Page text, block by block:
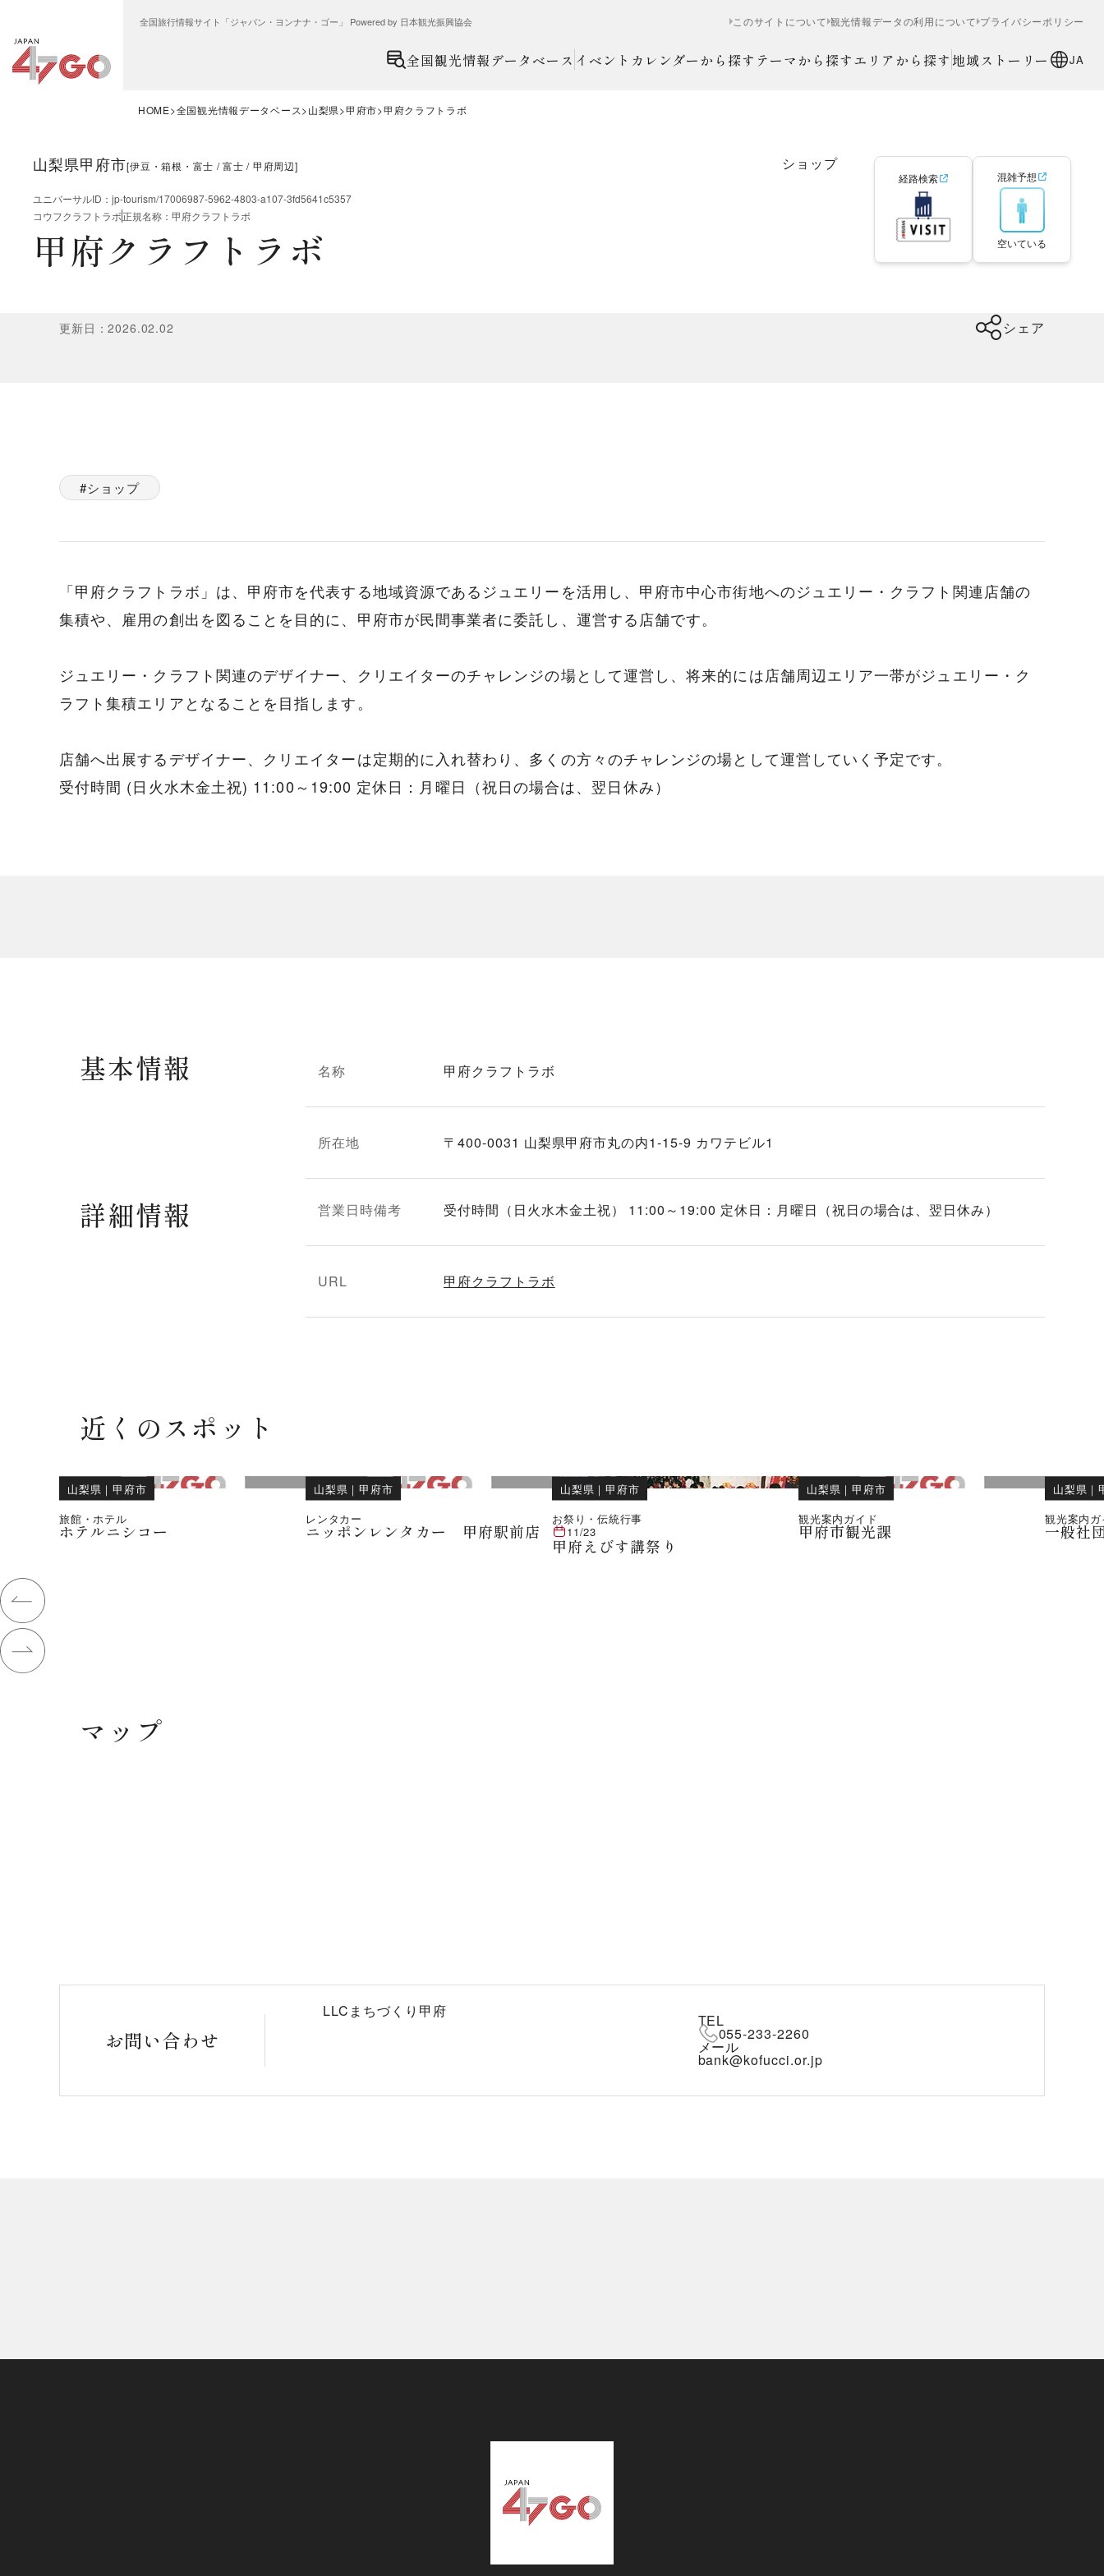
全国旅行情報サイト「ジャパン・ヨンナナ・ゴー」 Powered by 日本観光振興協会 このサイトについて 観光情報データの利用について プライバシーポリシー
全国観光情報データベース イベントカレンダーから探す テーマから探すエリアから探す 地域ストーリー JA
HOME 全国観光情報データベース 山梨県 甲府市 甲府クラフトラボ
山梨県甲府市[伊豆・箱根・富士 富士 甲府周辺] ショップ
ユニバーサルID ： jp-tourism/17006987-5962-4803-a107-3fd5641c5357
コウフクラフトラボ正規名称 ： 甲府クラフトラボ
甲府クラフトラボ
経路検索 混雑予想
空いている
更新日 ：2026.02.02 シェア
ショップ
「甲府クラフトラボ」は、甲府市を代表する地域資源であるジュエリーを活用し、甲府市中心市街地へのジュエリー・クラフト関連店舗の
集積や、雇用の創出を図ることを目的に、甲府市が民間事業者に委託し、運営する店舗です。
ジュエリー・クラフト関連のデザイナー、クリエイターのチャレンジの場として運営し、将来的には店舗周辺エリア一帯がジュエリー・ク
ラフト集積エリアとなることを目指します。
店舗へ出展するデザイナー、クリエイターは定期的に入れ替わり、多くの方々のチャレンジの場として運営していく予定です。
受付時間 (日火水木金土祝) 11:00～19:00 定休日：月曜日（祝日の場合は、翌日休み）
基本情報 名称 甲府クラフトラボ
所在地 〒400-0031 山梨県甲府市丸の内1-15-9 カワテビル1
詳細情報 営業日時備考 受付時間（日火水木金土祝） 11:00～19:00 定休日：月曜日（祝日の場合は、翌日休み）
URL 甲府クラフトラボ
近くのスポット
山梨県 ｜甲府市
旅館・ホテル
ホテルニシコー
山梨県 ｜甲府市
レンタカー
ニッポンレンタカー 甲府駅前店
山梨県 ｜甲府市
お祭り・伝統行事
11/23
甲府えびす講祭り
山梨県 ｜甲府市
観光案内ガイド
甲府市観光課
山梨県 ｜
観光案内
一般社
マップ
お問い合わせ
LLCまちづくり甲府
TEL
055-233-2260
メール
bank@kofucci.or.jp